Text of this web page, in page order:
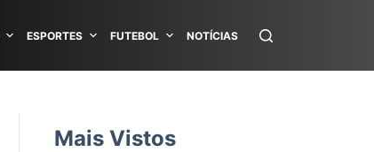
ESPORTES FUTEBOL NOTÍCIAS
Mais Vistos